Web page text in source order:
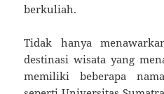
berkuliah.
Tidak hanya
destinasi wisata yang
memiliki beberapa